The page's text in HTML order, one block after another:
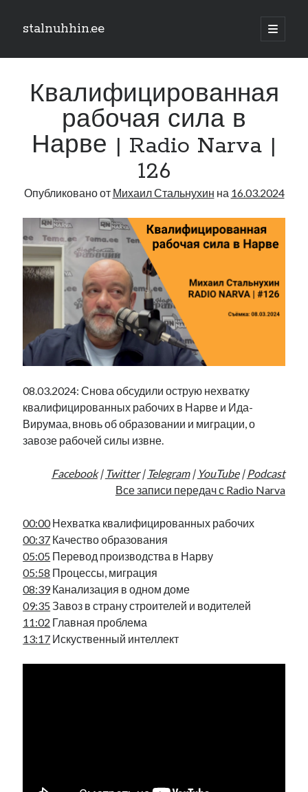
stalnuhhin.ee
отрыть
Боковая
панель
Поиск
Рубрики
Интервью
Книга
Личное
Нарва и северо-восток
Обзор прессы
Образование
Парламент и правительство
Экономика
Эстония и Россия
Юмор
Метки
безработица видео война
евросоюз интервью история кабинетные истории
катри райк кая каллас книга маська
нацменьшинства образование
памятники парламент
подкаст потеряны данные пресса программа
рийгикогу россия русский роман
русскоязычное образование ссср
т.х. ильвес танк фотоотчет экономика экономика эстонии
Отзывы и предложения по блогу:
Квалифицированная
рабочая сила в
Нарве | Radio Narva |
126
Опубликовано от Михаил Стальнухин на 16.03.2024
08.03.2024: Снова обсудили острую нехватку
квалифицированных рабочих в Нарве и Ида-
Вирумаа, вновь об образовании и миграции, о
завозе рабочей силы извне.
Facebook| Twitter| Telegram| YouTube| Podcast
Все записи передач с Radio Narva
00:00Нехватка квалифицированных рабочих
00:37 Качество образования
05:05 Перевод производства в Нарву
05:58 Процессы, миграция
08:39Канализация в одном доме
09:35 Завоз в страну строителей и водителей
11:02 Главная проблема
13:17 Искуственный интеллект